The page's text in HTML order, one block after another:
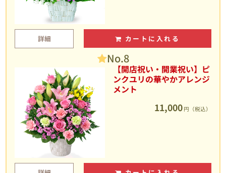
詳細 カートに入れる
No.8
【開店祝い・開業祝い】ピ
ンクユリの華やかアレンジ
メント
11,000 円（税込）